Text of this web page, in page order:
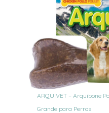
ARQUIVET – Arquibone
Grande para Perros